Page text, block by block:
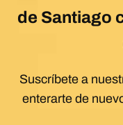
de Santiago
Suscríbete a
enterarte de